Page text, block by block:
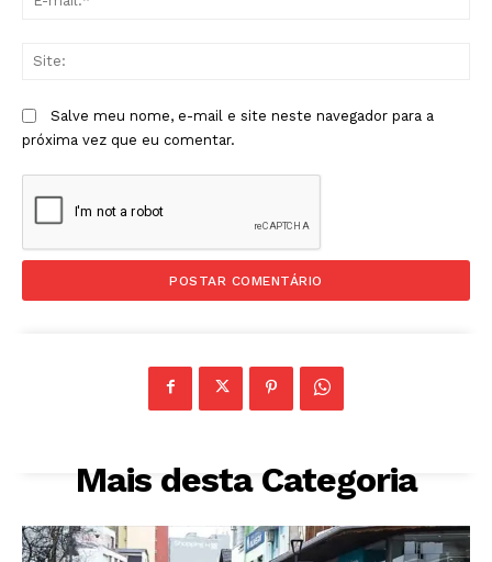
Salve meu nome, e-mail e site neste navegador para a
próxima vez que eu comentar.
Mais desta Categoria